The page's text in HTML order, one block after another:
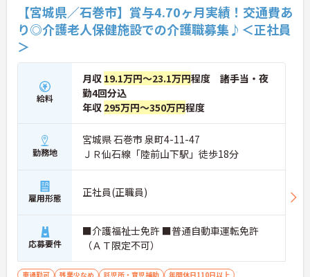
【宮城県／石巻市】賞与4.70ヶ月実績！交通費あ
り◎介護老人保健施設での介護職募集♪＜正社員
＞
給料
月収 19.1万円～23.1万円程度 諸手当・夜
勤4回分込
年収 295万円～350万円程度
勤務地
宮城県 石巻市 泉町4-11-47
ＪＲ仙石線「陸前山下駅」徒歩18分
雇用形態 正社員(正職員)
応募要件
■介護福祉士免許 ■普通自動車運転免許
（ＡＴ限定不可）
車通勤可 残業少なめ 託児所・育児補助 年間休日110日以上